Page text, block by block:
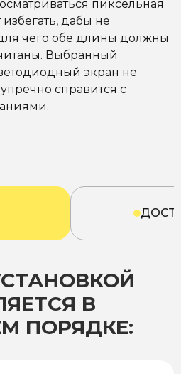
пиксельная
избегать, дабы не
чего обе длины должны
Выбранный
экран не
справится с
В
ПОРЯДКЕ: